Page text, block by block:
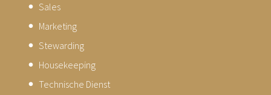
Sales
Marketing
Stewarding
Housekeeping
Technische Dienst